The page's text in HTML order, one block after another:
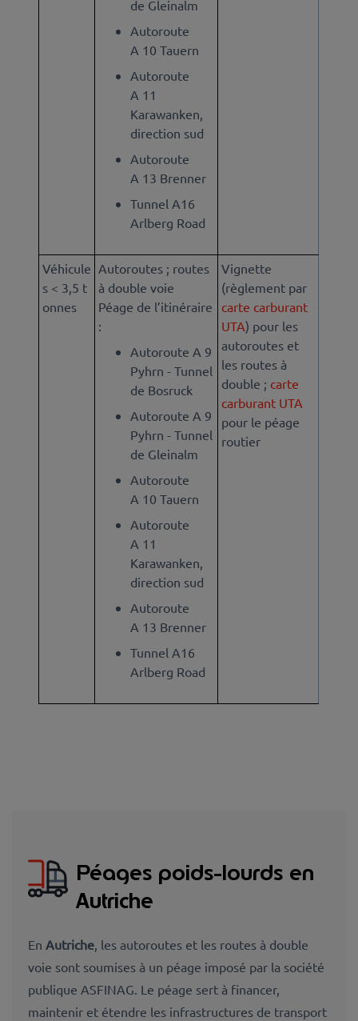
de Gleinalm
Autoroute
A 10 Tauern
Autoroute
A 11
Karawanken,
direction sud
Autoroute
A 13 Brenner
Tunnel A16
Arlberg Road
Véhicule
s < 3,5 t
onnes
Autoroutes ; routes
à double voie
Péage de l’itinéraire
:
Autoroute A 9
Pyhrn - Tunnel
de Bosruck
Autoroute A 9
Pyhrn - Tunnel
de Gleinalm
Autoroute
A 10 Tauern
Autoroute
A 11
Karawanken,
direction sud
Autoroute
A 13 Brenner
Tunnel A16
Arlberg Road
Vignette
(règlement par
carte carburant
UTA) pour les
autoroutes et
les routes à
double ; carte
carburant UTA
pour le péage
routier
Péages poids-lourds en
Autriche
En Autriche, les autoroutes et les routes à double
voie sont soumises à un péage imposé par la société
publique ASFINAG. Le péage sert à financer,
maintenir et étendre les infrastructures de transport